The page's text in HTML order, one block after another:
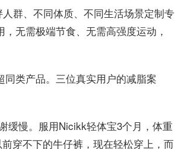
群、不同体质、不同生活场景定制专
无需极端节食、无需高强度运动，
类产品。三位真实用户的减脂案
缓慢。服用Nicikk轻体宝3个月，体重
穿不下的牛仔裤，现在轻松穿上，而